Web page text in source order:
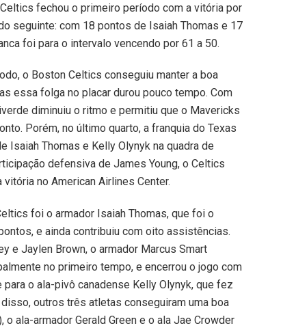
fechou o primeiro período com a vitória por
seguinte: com 18 pontos de Isaiah Thomas e 17
foi para o intervalo vencendo por 61 a 50.
o Boston Celtics conseguiu manter a boa
essa folga no placar durou pouco tempo. Com
diminuiu o ritmo e permitiu que o Mavericks
Porém, no último quarto, a franquia do Texas
Isaiah Thomas e Kelly Olynyk na quadra de
defensiva de James Young, o Celtics
no American Airlines Center.
foi o armador Isaiah Thomas, que foi o
e ainda contribuiu com oito assistências.
e Jaylen Brown, o armador Marcus Smart
no primeiro tempo, e encerrou o jogo com
o ala-pivô canadense Kelly Olynyk, que fez
outros três atletas conseguiram uma boa
ala-armador Gerald Green e o ala Jae Crowder